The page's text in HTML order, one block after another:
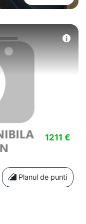
1211 €
Planul de punti